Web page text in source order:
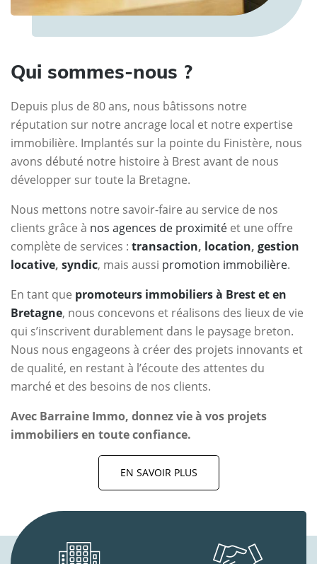
Qui sommes-nous ?
Depuis plus de 80 ans, nous bâtissons notre
réputation sur notre ancrage local et notre expertise
immobilière. Implantés sur la pointe du Finistère, nous
avons débuté notre histoire à Brest avant de nous
développer sur toute la Bretagne.
Nous mettons notre savoir-faire au service de nos
clients grâce à nos agences de proximité et une offre
complète de services : transaction, location, gestion
locative, syndic, mais aussi promotion immobilière.
En tant que promoteurs immobiliers à Brest et en
Bretagne, nous concevons et réalisons des lieux de vie
qui s’inscrivent durablement dans le paysage breton.
Nous nous engageons à créer des projets innovants et
de qualité, en restant à l’écoute des attentes du
marché et des besoins de nos clients.
Avec Barraine Immo, donnez vie à vos projets
immobiliers en toute confiance.
EN SAVOIR PLUS